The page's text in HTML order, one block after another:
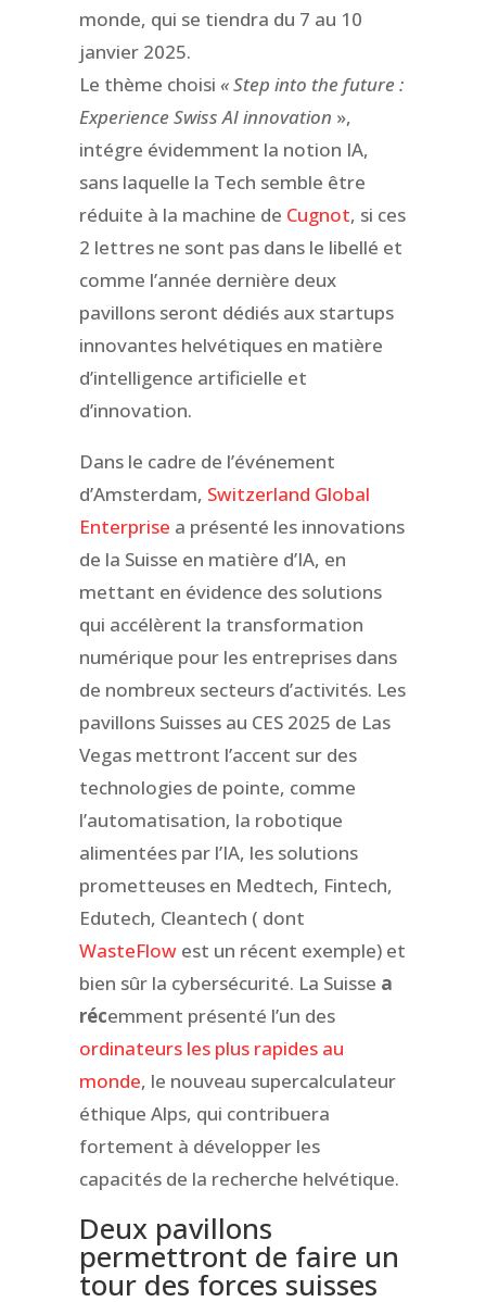
monde, qui se tiendra du 7 au 10
janvier 2025.
Le thème choisi« Step into the future :
Experience Swiss AI innovation »,
intégre évidemment la notion IA,
sans laquelle la Tech semble être
réduite à la machine de Cugnot, si ces
2 lettres ne sont pas dans le libellé et
comme l’année dernière deux
pavillons seront dédiés aux startups
innovantes helvétiques en matière
d’intelligence artificielle et
d’innovation.
Dans le cadre de l’événement
d’Amsterdam, Switzerland Global
Enterprise a présenté les innovations
de la Suisse en matière d’IA, en
mettant en évidence des solutions
qui accélèrent la transformation
numérique pour les entreprises dans
de nombreux secteurs d’activités. Les
pavillons Suisses au CES 2025 de Las
Vegas mettront l’accent sur des
technologies de pointe, comme
l’automatisation, la robotique
alimentées par l’IA, les solutions
prometteuses en Medtech, Fintech,
Edutech, Cleantech ( dont
WasteFlow est un récent exemple) et
bien sûr la cybersécurité. La Suisse a
récemment présenté l’un des
ordinateurs les plus rapides au
monde, le nouveau supercalculateur
éthique Alps, qui contribuera
fortement à développer les
capacités de la recherche helvétique.
Deux pavillons
permettront de faire un
tour des forces suisses